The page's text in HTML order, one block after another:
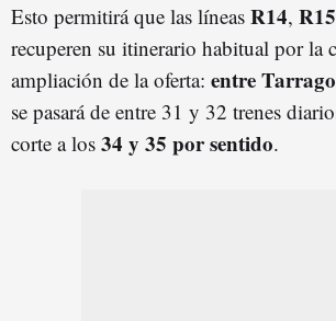
Esto permitirá que las líneas R14, R15
recuperen su itinerario habitual por la
ampliación de la oferta: entre
se pasará de entre 31 y 32 trenes
corte a los 34 y 35 por sentido.